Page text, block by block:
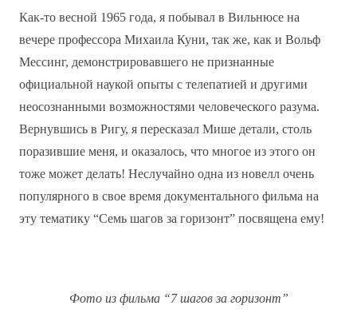
Как-то весной 1965 года, я побывал в Вильнюсе на
вечере профессора Михаила Куни, так же, как и Вольф
Мессинг, демонстрировавшего не признанные
официальной наукой опыты с телепатией и другими
неосознанными возможностями человеческого разума.
Вернувшись в Ригу, я пересказал Мише детали, столь
поразившие меня, и оказалось, что многое из этого он
тоже может делать! Неслучайно одна из новелл очень
популярного в свое время документального фильма на
эту тематику “Семь шагов за горизонт” посвящена ему!
Фото из фильма “7 шагов за горизонт”